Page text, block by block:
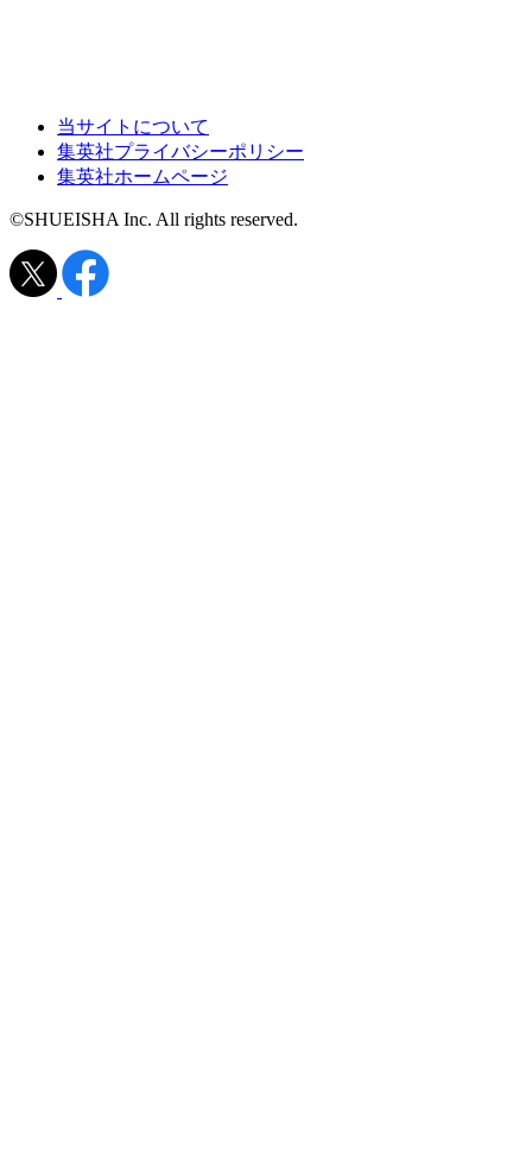
当サイトについて
集英社プライバシーポリシー
集英社ホームページ
©SHUEISHA Inc. All rights reserved.